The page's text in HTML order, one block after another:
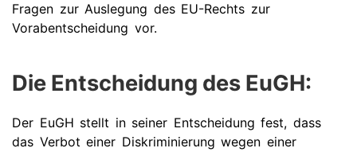
Fragen zur Auslegung des EU-Rechts zur
Vorabentscheidung vor.
Die Entscheidung des EuGH:
Der EuGH stellt in seiner Entscheidung fest, dass
das Verbot einer Diskriminierung wegen einer